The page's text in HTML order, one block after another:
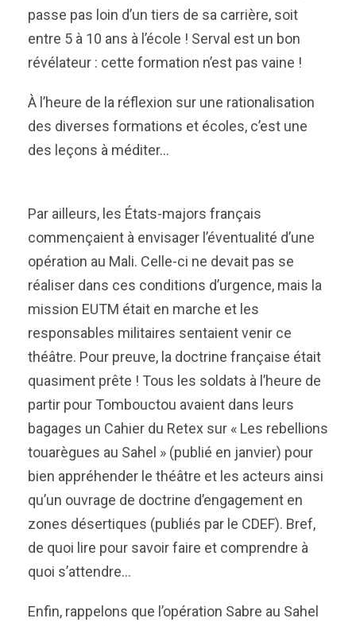
passe pas loin d’un tiers de sa carrière, soit
entre 5 à 10 ans à l’école ! Serval est un bon
révélateur : cette formation n’est pas vaine !
À l’heure de la réflexion sur une rationalisation
des diverses formations et écoles, c’est une
des leçons à méditer…
Par ailleurs, les États-majors français
commençaient à envisager l’éventualité d’une
opération au Mali. Celle-ci ne devait pas se
réaliser dans ces conditions d’urgence, mais la
mission EUTM était en marche et les
responsables militaires sentaient venir ce
théâtre. Pour preuve, la doctrine française était
quasiment prête ! Tous les soldats à l’heure de
partir pour Tombouctou avaient dans leurs
bagages un Cahier du Retex sur « Les rebellions
touarègues au Sahel » (publié en janvier) pour
bien appréhender le théâtre et les acteurs ainsi
qu’un ouvrage de doctrine d’engagement en
zones désertiques (publiés par le CDEF). Bref,
de quoi lire pour savoir faire et comprendre à
quoi s’attendre…
Enfin, rappelons que l’opération Sabre au Sahel